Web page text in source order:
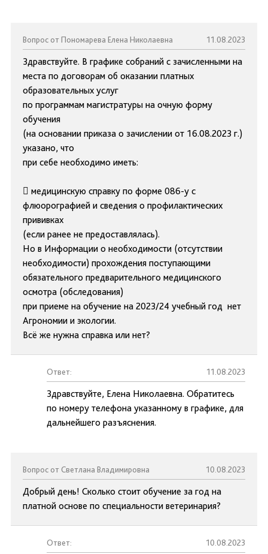
Вопрос от Пономарева Елена Николаевна 11.08.2023
Здравствуйте. В графике собраний с зачисленными на
места по договорам об оказании платных
образовательных услуг
по программам магистратуры на очную форму
обучения
(на основании приказа о зачислении от 16.08.2023 г.)
указано, что
при себе необходимо иметь:
 медицинскую справку по форме 086-у с
флюорографией и сведения о профилактических
прививках
(если ранее не предоставлялась).
Но в Информации о необходимости (отсутствии
необходимости) прохождения поступающими
обязательного предварительного медицинского
осмотра (обследования)
при приеме на обучение на 2023/24 учебный год нет
Агрономии и экологии.
Всё же нужна справка или нет?
Ответ: 11.08.2023
Здравствуйте, Елена Николаевна. Обратитесь
по номеру телефона указанному в графике, для
дальнейшего разъяснения.
Вопрос от Светлана Владимировна 10.08.2023
Добрый день! Сколько стоит обучение за год на
платной основе по специальности ветеринария?
Ответ: 10.08.2023